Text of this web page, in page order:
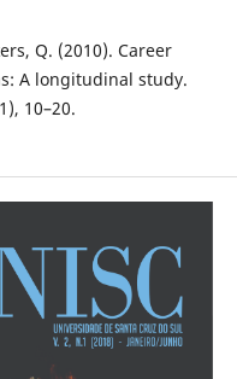
Q. (2010). Career
A longitudinal study.
10–20.